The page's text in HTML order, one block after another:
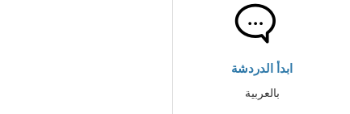
ابدأ الدردشة
بالعربية